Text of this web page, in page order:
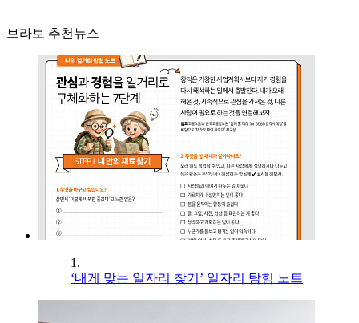
브라보 추천뉴스
1.
‘내게 맞는 일자리 찾기’ 일자리 탐험 노트